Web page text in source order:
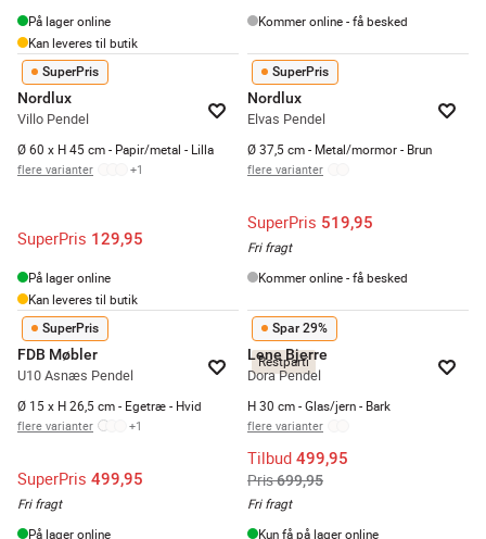
På lager online
Kan leveres til butik
Kommer online - få besked
SuperPris
Nordlux
Villo Pendel
Ø 60 x H 45 cm - Papir/metal - Lilla
flere varianter +1
SuperPris 129,95
På lager online
Kan leveres til butik
SuperPris
Nordlux
Elvas Pendel
Ø 37,5 cm - Metal/mormor - Brun
flere varianter
SuperPris 519,95
Fri fragt
Kommer online - få besked
SuperPris
FDB Møbler
U10 Asnæs Pendel
Ø 15 x H 26,5 cm - Egetræ - Hvid
flere varianter +1
SuperPris 499,95
Fri fragt
På lager online
Restparti
Spar 29%
Lene Bjerre
Dora Pendel
H 30 cm - Glas/jern - Bark
flere varianter
Tilbud 499,95
Pris699,95
Fri fragt
Kun få på lager online